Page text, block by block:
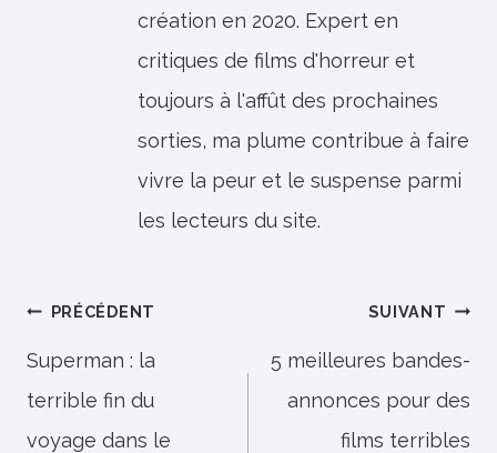
création en 2020. Expert en
critiques de films d'horreur et
toujours à l'affût des prochaines
sorties, ma plume contribue à faire
vivre la peur et le suspense parmi
les lecteurs du site.
Navigation
de
l’article
PRÉCÉDENT
Superman : la
terrible fin du
voyage dans le
SUIVANT
5 meilleures bandes-
annonces pour des
films terribles